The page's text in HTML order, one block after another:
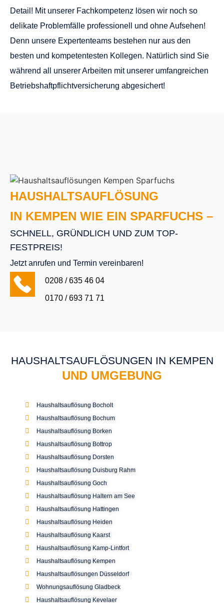
Detail! Mit unserer Fachkompetenz lösen wir noch so
delikate Problemfälle professionell und ohne Aufsehen!
Denn unsere Expertenteams bestehen nur aus den
besten und kompetentesten Kollegen. Natürlich sind Sie
während all unserer Arbeiten mit unserer umfangreichen
Betriebshaftpflichtversicherung abgesichert!
HAUSHALTSAUFLÖSUNG
IN KEMPEN WIE EIN SPARFUCHS –
SCHNELL, GRÜNDLICH UND ZUM TOP-
FESTPREIS!
Jetzt anrufen und Termin vereinbaren!
0208 / 635 46 04
0170 / 693 71 71
HAUSHALTSAUFLÖSUNGEN IN KEMPEN
UND UMGEBUNG
Haushaltsauflösung Bocholt
Haushaltsauflösung Bochum
Haushaltsauflösung Borken
Haushaltsauflösung Bottrop
Haushaltsauflösung Dorsten
Haushaltsauflösung Duisburg Rahm
Haushaltsauflösung Goch
Haushaltsauflösung Haltern am See
Haushaltsauflösung Hattingen
Haushaltsauflösung Heiden
Haushaltsauflösung Kaarst
Haushaltsauflösung Kamp-Lintfort
Haushaltsauflösung Kempen
Haushaltsauflösungen Düsseldorf
Wohnungsauflösung Gladbeck
Haushaltsauflösung Kevelaer